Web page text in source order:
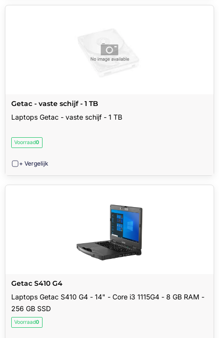
Getac - vaste schijf - 1 TB
Laptops Getac - vaste schijf - 1 TB
Voorraad0
+ Vergelijk
Getac S410 G4
Laptops Getac S410 G4 - 14" - Core i3 1115G4 - 8 GB RAM -
256 GB SSD
Voorraad0